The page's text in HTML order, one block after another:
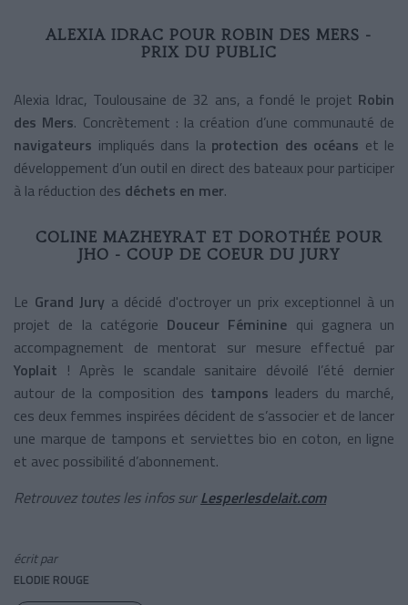
ALEXIA IDRAC POUR ROBIN DES MERS -
PRIX DU PUBLIC
Alexia Idrac, Toulousaine de 32 ans, a fondé le projet Robin
des Mers. Concrètement : la création d’une communauté de
navigateurs impliqués dans la protection des océans et le
développement d’un outil en direct des bateaux pour participer
à la réduction des déchets en mer.
COLINE MAZHEYRAT ET DOROTHÉE POUR
JHO - COUP DE COEUR DU JURY
Le Grand Jury a décidé d'octroyer un prix exceptionnel à un
projet de la catégorie Douceur Féminine qui gagnera un
accompagnement de mentorat sur mesure effectué par
Yoplait ! Après le scandale sanitaire dévoilé l’été dernier
autour de la composition des tampons leaders du marché,
ces deux femmes inspirées décident de s’associer et de lancer
une marque de tampons et serviettes bio en coton, en ligne
et avec possibilité d’abonnement.
Retrouvez toutes les infos surLesperlesdelait.com
écrit par
ELODIE ROUGE